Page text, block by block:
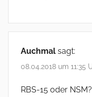
Auchmal sagt:
08.04.2018 um 11:35
RBS-15 oder